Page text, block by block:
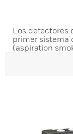
Los detectores
primer sistema
(aspiration